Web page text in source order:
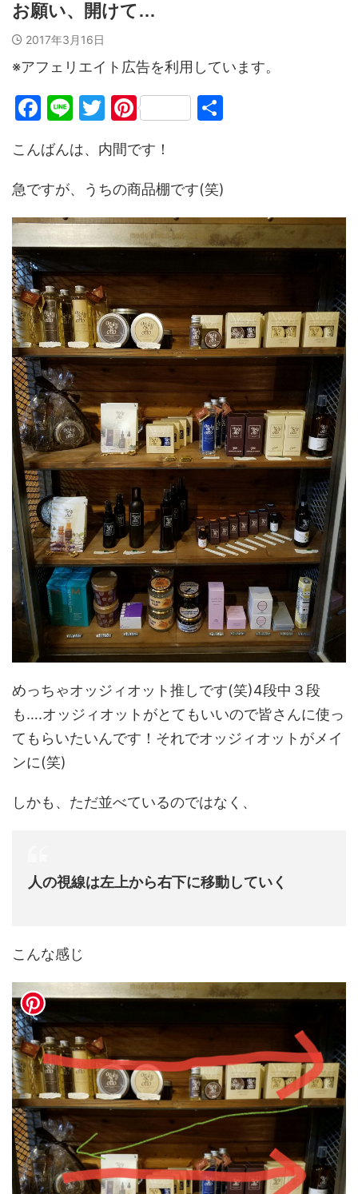
お願い、開けて…
2017年3月16日
※アフェリエイト広告を利用しています。
F
c
e
b
o
o
k
Li
e
T
itt
er
Pi
er
e
st
こんばんは、内間です！
急ですが、うちの商品棚です(笑)
めっちゃオッジィオット推しです(笑)4段中３段
も….オッジィオットがとてもいいので皆さんに使っ
てもらいたいんです！それでオッジィオットがメイ
ンに(笑)
しかも、ただ並べているのではなく、
人の視線は左上から右下に移動していく
こんな感じ